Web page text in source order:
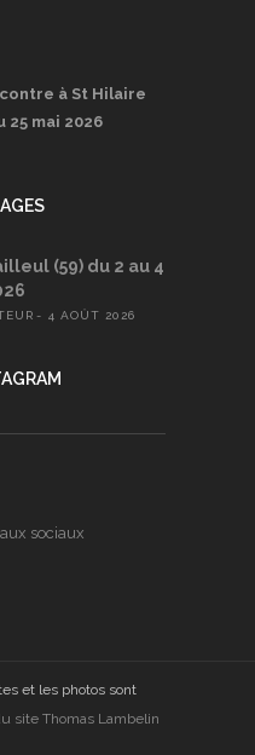
à St Hilaire
25 mai 2026
(59) du 2 au 4
4 AOÛT 2026
sociaux
et les photos sont
site Thomas Lambelin